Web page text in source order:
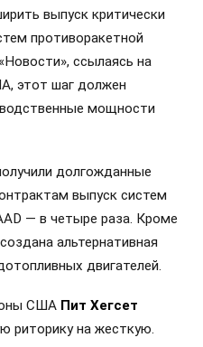
выпуск критически
противоракетной
ссылаясь на
этот шаг должен
мощности
долгожданные
выпуск систем
— в четыре раза. Кроме
альтернативная
двигателей.
США Пит Хегсет
риторику на жесткую.